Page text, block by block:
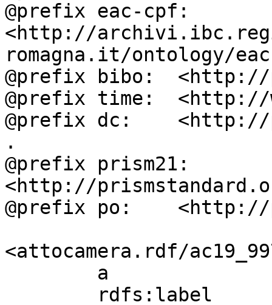
@prefix eac-cpf:
<http://
romagna.it/ontology/
@prefix bibo:
@prefix time:  <http://
@prefix dc:    <http://
.
@prefix prism21:
<http://
@prefix po:
<attocamera.rdf/